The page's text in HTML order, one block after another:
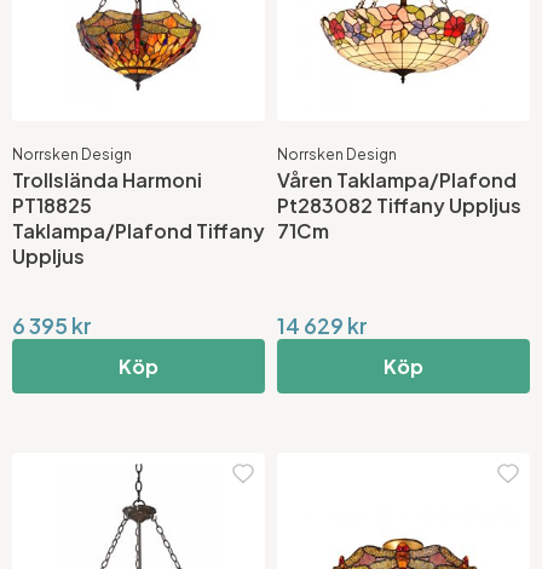
Norrsken Design
Trollslända Harmoni
PT18825
Taklampa/Plafond Tiffany
Uppljus
6 395 kr
Köp
Norrsken Design
Våren Taklampa/Plafond
Pt283082 Tiffany Uppljus
71Cm
14 629 kr
Köp